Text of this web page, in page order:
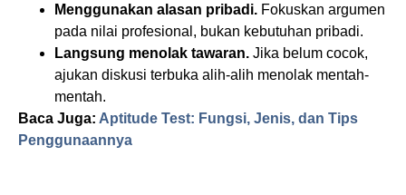
Menggunakan alasan pribadi. Fokuskan argumen
pada nilai profesional, bukan kebutuhan pribadi.
Langsung menolak tawaran. Jika belum cocok,
ajukan diskusi terbuka alih-alih menolak mentah-
mentah.
Baca Juga: Aptitude Test: Fungsi, Jenis, dan Tips
Penggunaannya